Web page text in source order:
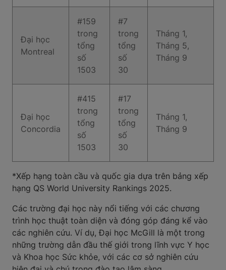
Đại học
Montreal
#159
trong
tổng
số
1503
#7
trong
tổng
số
30
Tháng 1,
Tháng 5,
Tháng 9
Đại học
Concordia
#415
trong
tổng
số
1503
#17
trong
tổng
số
30
Tháng 1,
Tháng 9
*Xếp hạng toàn cầu và quốc gia dựa trên bảng xếp
hạng QS World University Rankings 2025.
Các trường đại học này nổi tiếng với các chương
trình học thuật toàn diện và đóng góp đáng kể vào
các nghiên cứu. Ví dụ, Đại học McGill là một trong
những trường dẫn đầu thế giới trong lĩnh vực Y học
và Khoa học Sức khỏe, với các cơ sở nghiên cứu